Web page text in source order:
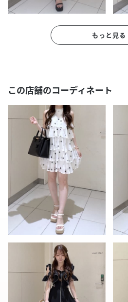
もっと見る
この店舗のコーディネート